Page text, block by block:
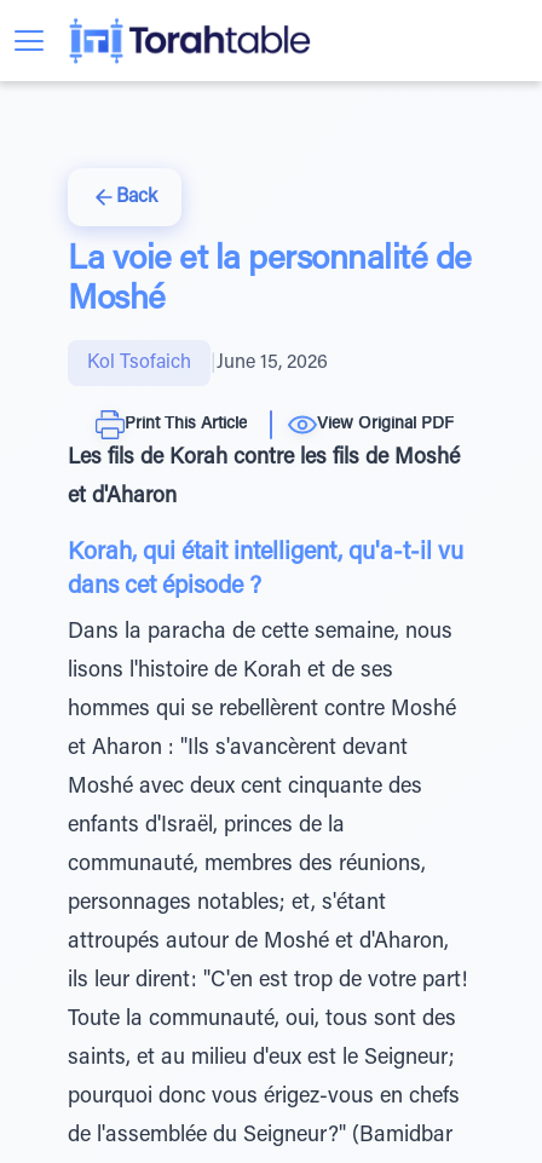
Back
La voie et la personnalité de
Moshé
Kol Tsofaich June 15, 2026
Print This Article View Original PDF
Les fils de Korah contre les fils de Moshé
et d'Aharon
Korah, qui était intelligent, qu'a-t-il vu
dans cet épisode ?
Dans la paracha de cette semaine, nous
lisons l'histoire de Korah et de ses
hommes qui se rebellèrent contre Moshé
et Aharon : "Ils s'avancèrent devant
Moshé avec deux cent cinquante des
enfants d'Israël, princes de la
communauté, membres des réunions,
personnages notables; et, s'étant
attroupés autour de Moshé et d'Aharon,
ils leur dirent: "C'en est trop de votre part!
Toute la communauté, oui, tous sont des
saints, et au milieu d'eux est le Seigneur;
pourquoi donc vous érigez-vous en chefs
de l'assemblée du Seigneur?" (Bamidbar